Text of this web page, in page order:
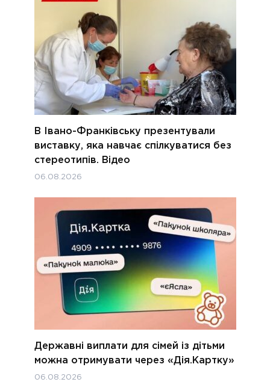
В Івано-Франківську презентували
виставку, яка навчає спілкуватися без
стереотипів. Відео
06.08.2026
Державні виплати для сімей із дітьми
можна отримувати через «Дія.Картку»
06.08.2026